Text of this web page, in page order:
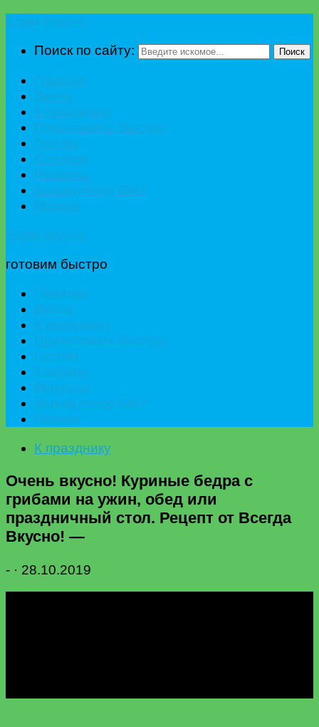
Поиск по сайту:
Поиск
готовим быстро
К празднику
Очень вкусно! Куриные бедра с
грибами на ужин, обед или
праздничный стол. Рецепт от Всегда
Вкусно! —
- · 28.10.2019